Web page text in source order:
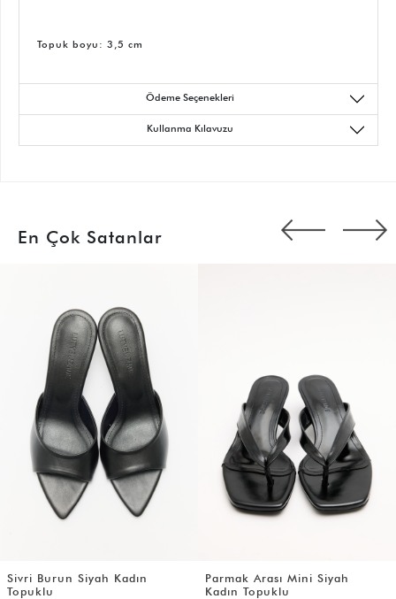
Topuk boyu: 3,5 cm
Ödeme Seçenekleri
Kullanma Kılavuzu
En Çok Satanlar
Sivri Burun Siyah Kadın
Topuklu
Parmak Arası Mini Siyah
Kadın Topuklu